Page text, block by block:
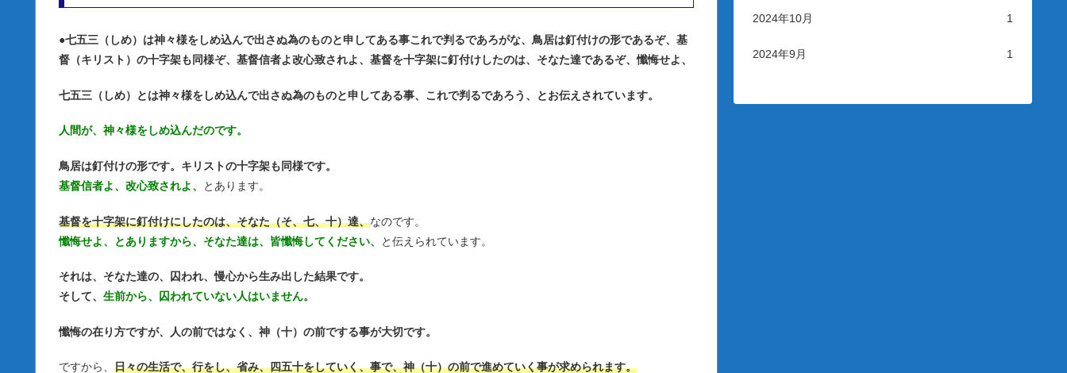
●七五三（しめ）は神々様をしめ込んで出さぬ為のものと申してある事これで判るであろがな、鳥居は釘付けの形であるぞ、基
督（キリスト）の十字架も同様ぞ、基督信者よ改心致されよ、基督を十字架に釘付けしたのは、そなた達であるぞ、懺悔せよ、
七五三（しめ）とは神々様をしめ込んで出さぬ為のものと申してある事、これで判るであろう、とお伝えされています。
人間が、神々様をしめ込んだのです。
鳥居は釘付けの形です。キリストの十字架も同様です。
基督信者よ、改心致されよ、
とあります。
基督を十字架に釘付けにしたのは、そなた（そ、七、十）達、なのです。
懺悔せよ、とありますから、そなた達は、皆懺悔してください、
と伝えられています。
それは、そなた達の、囚われ、慢心から生み出した結果です。
そして、 生前から、囚われていない人はいません。
懺悔の在り方ですが、人の前ではなく、神（十）の前でする事が大切です。
ですから、 日々の生活で、行をし、省み、四五十をしていく、事で、神（十）の前で進めていく事が求められます。
2024年10月 1
2024年9月 1